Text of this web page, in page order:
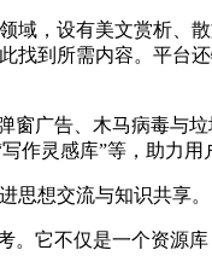
，设有美文赏析、
到所需内容。平台
广告、木马病毒与
作灵感库”等，助力用
思想交流与知识共享。
。它不仅是一个资源